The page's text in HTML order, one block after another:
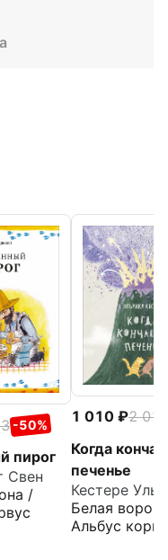
-50%
пирог
Свен
/
1 010
2 019
Когда
печенье
Кестере
Белая
Альбус